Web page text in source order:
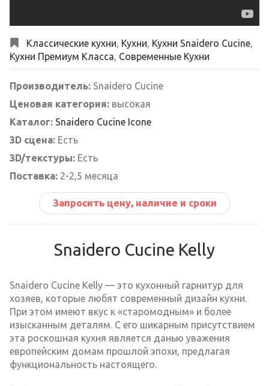
Классические кухни, Кухни, Кухни Snaidero Cucine,
Кухни Премиум Класса, Современные Кухни
Производитель: Snaidero Cucine
Ценовая категория: высокая
Каталог: Snaidero Cucine Icone
3D сцена: Есть
3D/текстуры: Есть
Поставка: 2-2,5 месяца
Запросить цену, наличие и сроки
Snaidero Cucine Kelly
Snaidero Cucine Kelly — это кухонный гарнитур для
хозяев, которые любят современный дизайн кухни.
При этом имеют вкус к «старомодным» и более
изысканным деталям. С его шикарным присутствием
эта роскошная кухня является данью уважения
европейским домам прошлой эпохи, предлагая
функциональность настоящего.